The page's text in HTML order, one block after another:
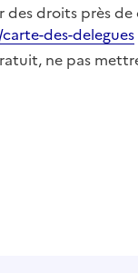
droits près de
des-delegues
ne pas